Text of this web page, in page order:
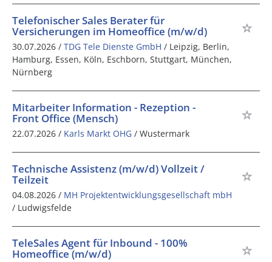
Telefonischer Sales Berater für
Versicherungen im Homeoffice (m/w/d)
30.07.2026 / TDG Tele Dienste GmbH / Leipzig, Berlin,
Hamburg, Essen, Köln, Eschborn, Stuttgart, München,
Nürnberg
Mitarbeiter Information - Rezeption -
Front Office (Mensch)
22.07.2026 / Karls Markt OHG / Wustermark
Technische Assistenz (m/w/d) Vollzeit /
Teilzeit
04.08.2026 / MH Projektentwicklungsgesellschaft mbH
/ Ludwigsfelde
TeleSales Agent für Inbound - 100%
Homeoffice (m/w/d)